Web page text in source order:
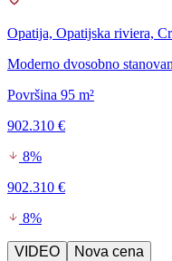
Opatija, Opatijska riviera,
Moderno dvosobno
Površina 95 m²
902.310 €
8%
902.310 €
8%
VIDEO Nova cena